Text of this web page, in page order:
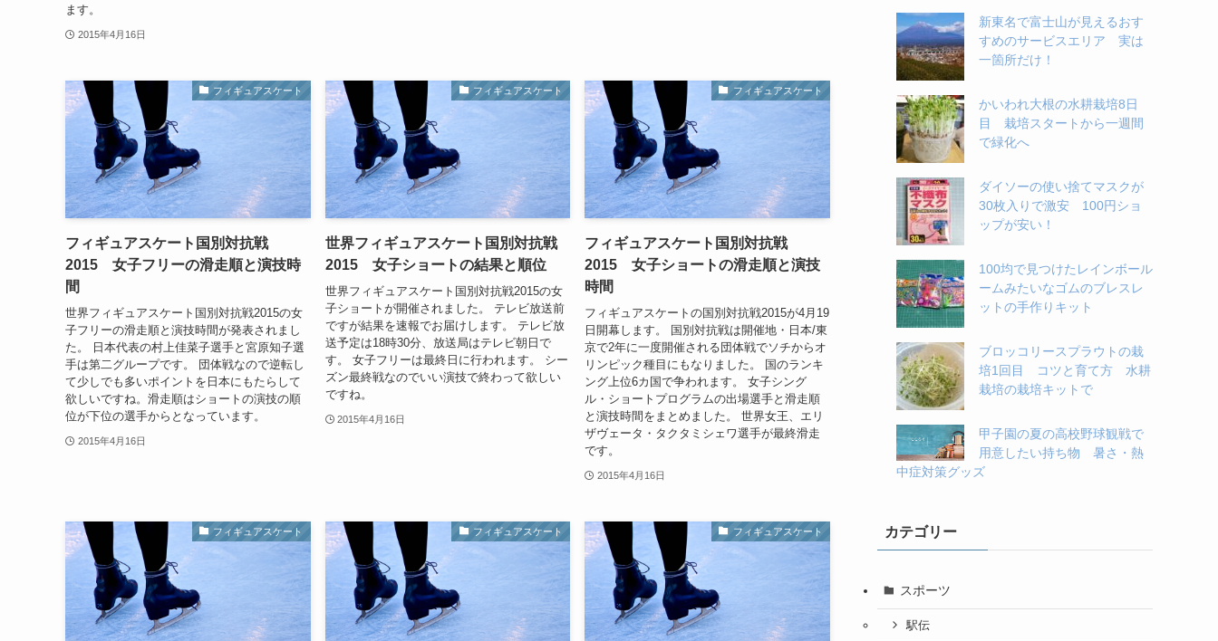
ます。
2015年4月16日
フィギュアスケート
フィギュアスケート国別対抗戦
2015 女子フリーの滑走順と演技時
間
世界フィギュアスケート国別対抗戦2015の女
子フリーの滑走順と演技時間が発表されまし
た。 日本代表の村上佳菜子選手と宮原知子選
手は第二グループです。 団体戦なので逆転し
て少しでも多いポイントを日本にもたらして
欲しいですね。滑走順はショートの演技の順
位が下位の選手からとなっています。
2015年4月16日
フィギュアスケート
世界フィギュアスケート国別対抗戦
2015 女子ショートの結果と順位
世界フィギュアスケート国別対抗戦2015の女
子ショートが開催されました。 テレビ放送前
ですが結果を速報でお届けします。 テレビ放
送予定は18時30分、放送局はテレビ朝日で
す。 女子フリーは最終日に行われます。 シー
ズン最終戦なのでいい演技で終わって欲しい
ですね。
2015年4月16日
フィギュアスケート
フィギュアスケート国別対抗戦
2015 女子ショートの滑走順と演技
時間
フィギュアスケートの国別対抗戦2015が4月19
日開幕します。 国別対抗戦は開催地・日本/東
京で2年に一度開催される団体戦でソチからオ
リンピック種目にもなりました。 国のランキ
ング上位6カ国で争われます。 女子シング
ル・ショートプログラムの出場選手と滑走順
と演技時間をまとめました。 世界女王、エリ
ザヴェータ・タクタミシェワ選手が最終滑走
です。
2015年4月16日
フィギュアスケート フィギュアスケート フィギュアスケート
新東名で富士山が見えるおす
すめのサービスエリア 実は
一箇所だけ！
かいわれ大根の水耕栽培8日
目 栽培スタートから一週間
で緑化へ
ダイソーの使い捨てマスクが
30枚入りで激安 100円ショ
ップが安い！
100均で見つけたレインボール
ームみたいなゴムのブレスレ
ットの手作りキット
ブロッコリースプラウトの栽
培1回目 コツと育て方 水耕
栽培の栽培キットで
甲子園の夏の高校野球観戦で
用意したい持ち物 暑さ・熱
中症対策グッズ
カテゴリー
スポーツ
駅伝